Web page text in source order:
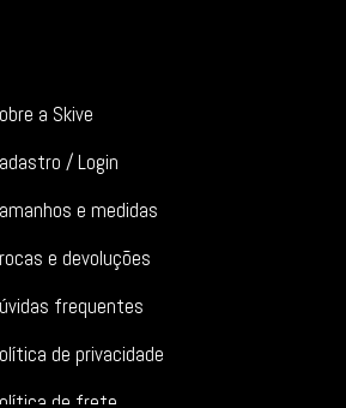
a Skive
/ Login
e medidas
e devoluções
frequentes
de privacidade
de frete